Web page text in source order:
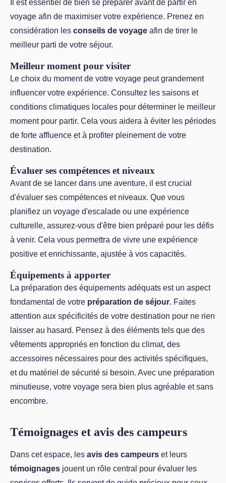
Il est essentiel de bien se préparer avant de partir en
voyage afin de maximiser votre expérience. Prenez en
considération les conseils de voyage afin de tirer le
meilleur parti de votre séjour.
Meilleur moment pour visiter
Le choix du moment de votre voyage peut grandement
influencer votre expérience. Consultez les saisons et
conditions climatiques locales pour déterminer le meilleur
moment pour partir. Cela vous aidera à éviter les périodes
de forte affluence et à profiter pleinement de votre
destination.
Évaluer ses compétences et niveaux
Avant de se lancer dans une aventure, il est crucial
d'évaluer ses compétences et niveaux. Que vous
planifiez un voyage d'escalade ou une expérience
culturelle, assurez-vous d'être bien préparé pour les défis
à venir. Cela vous permettra de vivre une expérience
positive et enrichissante, ajustée à vos capacités.
Équipements à apporter
La préparation des équipements adéquats est un aspect
fondamental de votre préparation de séjour. Faites
attention aux spécificités de votre destination pour ne rien
laisser au hasard. Pensez à des éléments tels que des
vêtements appropriés en fonction du climat, des
accessoires nécessaires pour des activités spécifiques,
et du matériel de sécurité si besoin. Avec une préparation
minutieuse, votre voyage sera bien plus agréable et sans
encombre.
Témoignages et avis des campeurs
Dans cet espace, les avis des campeurs et leurs
témoignages jouent un rôle central pour évaluer les